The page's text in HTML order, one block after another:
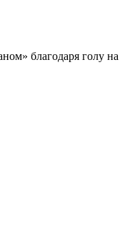
благодаря голу на